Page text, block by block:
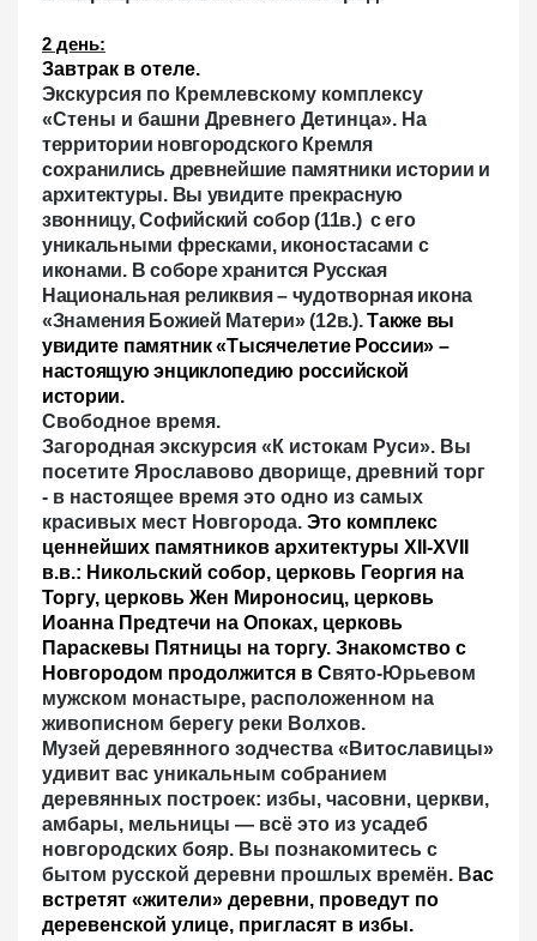
2 день:
Завтрак в отеле.
Экскурсия по Кремлевскому комплексу
«Стены и башни Древнего Детинца». На
территории новгородского Кремля
сохранились древнейшие памятники истории и
архитектуры. Вы увидите прекрасную
звонницу,Софийский собор (11в.) с его
уникальными фресками, иконостасами с
иконами. В соборе хранится Русская
Национальная реликвия – чудотворная икона
«Знамения Божией Матери» (12в.).Также вы
увидите памятник «Тысячелетие России» –
настоящую энциклопедию российской
истории.
Свободное время.
Загородная экскурсия «К истокам Руси». Вы
посетите Ярославово дворище, древний торг
- в настоящее время это одно из самых
красивых мест Новгорода. Это комплекс
ценнейших памятников архитектуры XII-XVII
в.в.: Никольский собор, церковь Георгия на
Торгу, церковь Жен Мироносиц, церковь
Иоанна Предтечи на Опоках, церковь
Параскевы Пятницы на торгу. Знакомство с
Новгородом продолжится в Свято-Юрьевом
мужском монастыре, расположенном на
живописном берегу реки Волхов.
Музей деревянного зодчества «Витославицы»
удивит вас уникальным собранием
деревянных построек: избы, часовни, церкви,
амбары, мельницы — всё это из усадеб
новгородских бояр. Вы познакомитесь с
бытом русской деревни прошлых времён. Вас
встретят «жители» деревни, проведут по
деревенской улице, пригласят в избы.